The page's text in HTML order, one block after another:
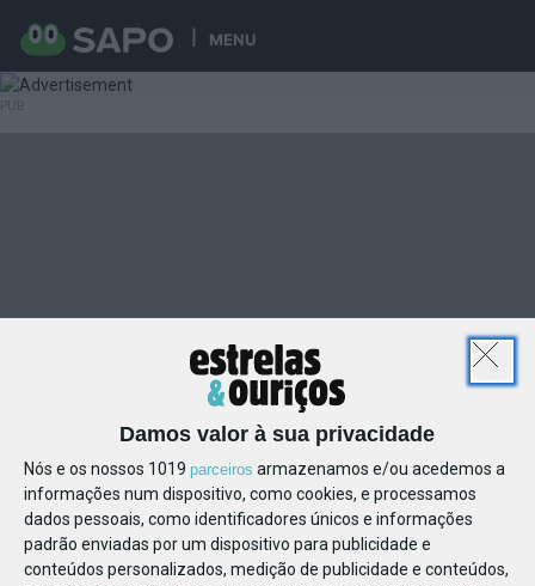
Damos valor à sua privacidade
Nós e os nossos 1019 parceiros armazenamos e/ou acedemos a
informações num dispositivo, como cookies, e processamos
dados pessoais, como identificadores únicos e informações
padrão enviadas por um dispositivo para publicidade e
conteúdos personalizados, medição de publicidade e conteúdos,
MENU